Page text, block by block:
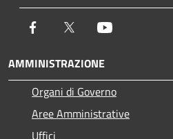
Facebook Twitter
AMMINISTRAZIONE
Organi di Governo
Aree Amministrative
Uffici